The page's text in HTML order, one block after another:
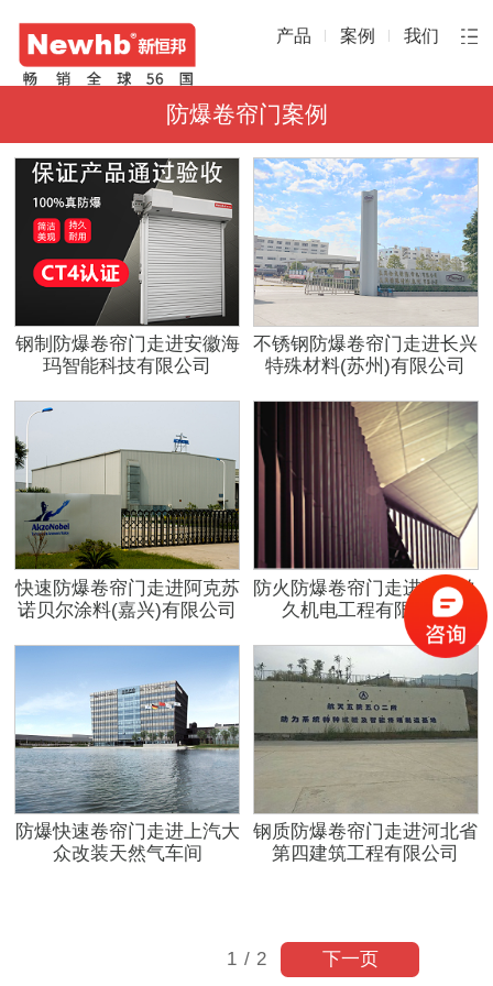
产品 案例 我们
防爆卷帘门案例
钢制防爆卷帘门走进安徽海
玛智能科技有限公司
不锈钢防爆卷帘门走进长兴
特殊材料(苏州)有限公司
快速防爆卷帘门走进阿克苏
诺贝尔涂料(嘉兴)有限公司
防火防爆卷帘门走进苏州玖
久机电工程有限公司
防爆快速卷帘门走进上汽大
众改装天然气车间
钢质防爆卷帘门走进河北省
第四建筑工程有限公司
1 / 2 下一页